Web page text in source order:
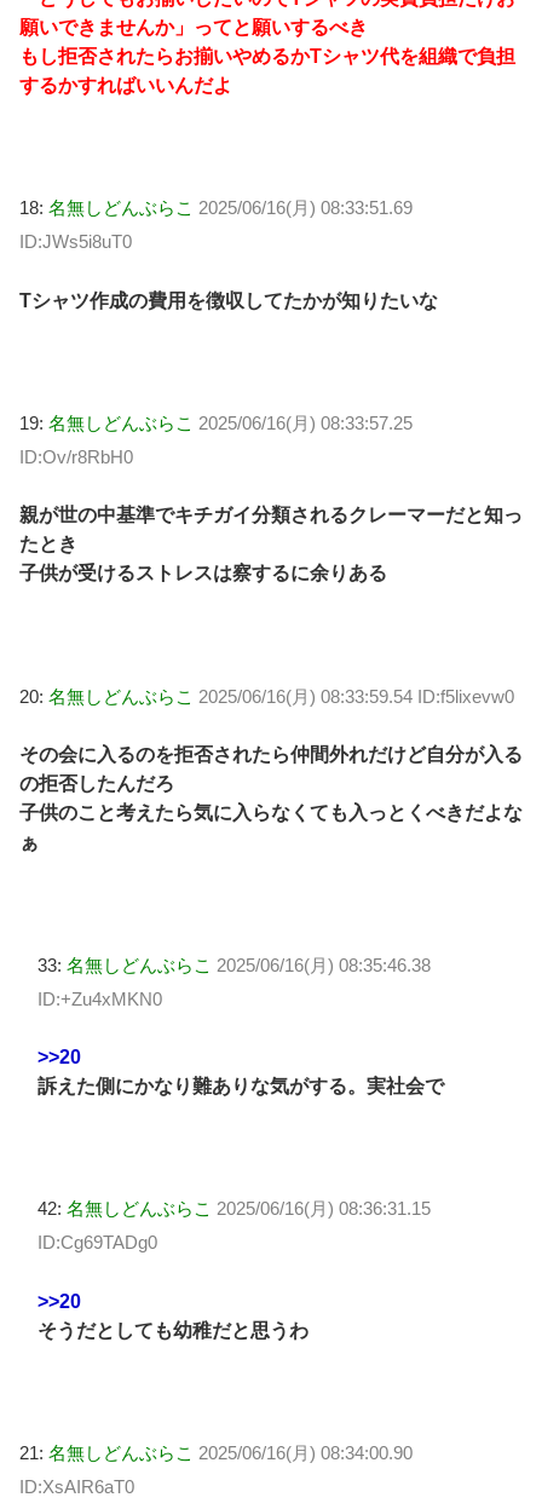
願いできませんか」ってと願いするべき
もし拒否されたらお揃いやめるかTシャツ代を組織で負担
するかすればいいんだよ
18: 名無しどんぶらこ 2025/06/16(月) 08:33:51.69
ID:JWs5i8uT0
Tシャツ作成の費用を徴収してたかが知りたいな
19: 名無しどんぶらこ 2025/06/16(月) 08:33:57.25
ID:Ov/r8RbH0
親が世の中基準でキチガイ分類されるクレーマーだと知っ
たとき
子供が受けるストレスは察するに余りある
20: 名無しどんぶらこ 2025/06/16(月) 08:33:59.54 ID:f5lixevw0
その会に入るのを拒否されたら仲間外れだけど自分が入る
の拒否したんだろ
子供のこと考えたら気に入らなくても入っとくべきだよな
ぁ
33: 名無しどんぶらこ 2025/06/16(月) 08:35:46.38
ID:+Zu4xMKN0
>>20
訴えた側にかなり難ありな気がする。実社会で
42: 名無しどんぶらこ 2025/06/16(月) 08:36:31.15
ID:Cg69TADg0
>>20
そうだとしても幼稚だと思うわ
21: 名無しどんぶらこ 2025/06/16(月) 08:34:00.90
ID:XsAIR6aT0